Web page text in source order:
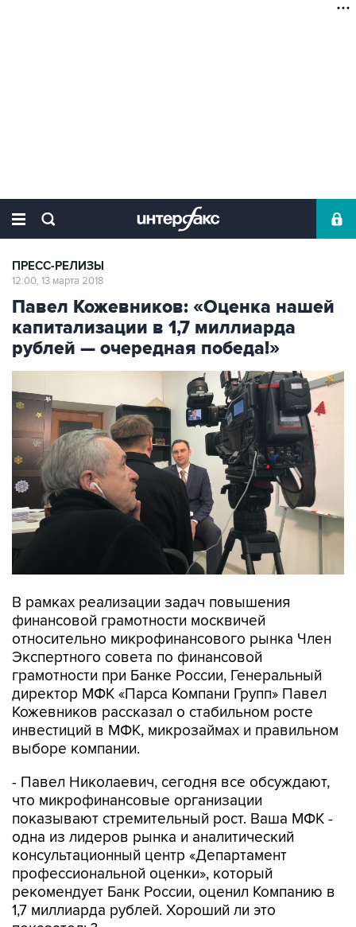
ПРЕСС-РЕЛИЗЫ
12:00, 13 марта 2018
Павел Кожевников: «Оценка нашей
капитализации в 1,7 миллиарда
рублей — очередная победа!»
В рамках реализации задач повышения
финансовой грамотности москвичей
относительно микрофинансового рынка Член
Экспертного совета по финансовой
грамотности при Банке России, Генеральный
директор МФК «Парса Компани Групп» Павел
Кожевников рассказал о стабильном росте
инвестиций в МФК, микрозаймах и правильном
выборе компании.
- Павел Николаевич, сегодня все обсуждают,
что микрофинансовые организации
показывают стремительный рост. Ваша МФК -
одна из лидеров рынка и аналитический
консультационный центр «Департамент
профессиональной оценки», который
рекомендует Банк России, оценил Компанию в
1,7 миллиарда рублей. Хороший ли это